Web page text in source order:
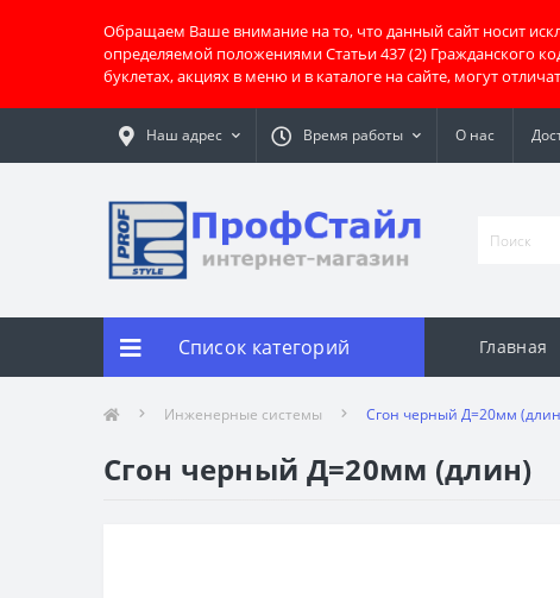
Обращаем Ваше внимание на то, что данный сайт носит
определяемой положениями Статьи 437 (2) Гражданского
буклетах, акциях в меню и в каталоге на сайте, могут
Наш адрес Время работы О нас
Список категорий Главная
Инженерные системы Сгон черный Д=20мм
Сгон черный Д=20мм (длин)